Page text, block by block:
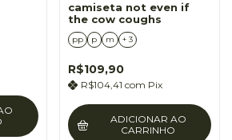
camiseta not even if
the cow coughs
pp p m + 3
R$109,90
R$104,41 com Pix
ADICIONAR AO
CARRINHO